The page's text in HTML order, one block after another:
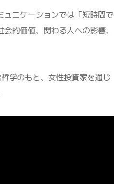
ニケーションでは「短時間で
的価値、関わる人への影響、
学のもと、女性投資家を通じ